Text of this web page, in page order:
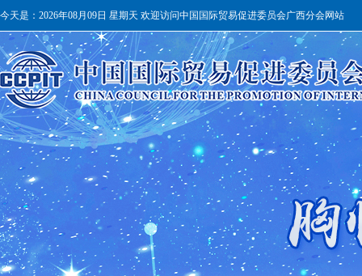
今天是： 2026年08月09日 星期天 欢迎访问中国国际贸易促进委员会广西分会网站